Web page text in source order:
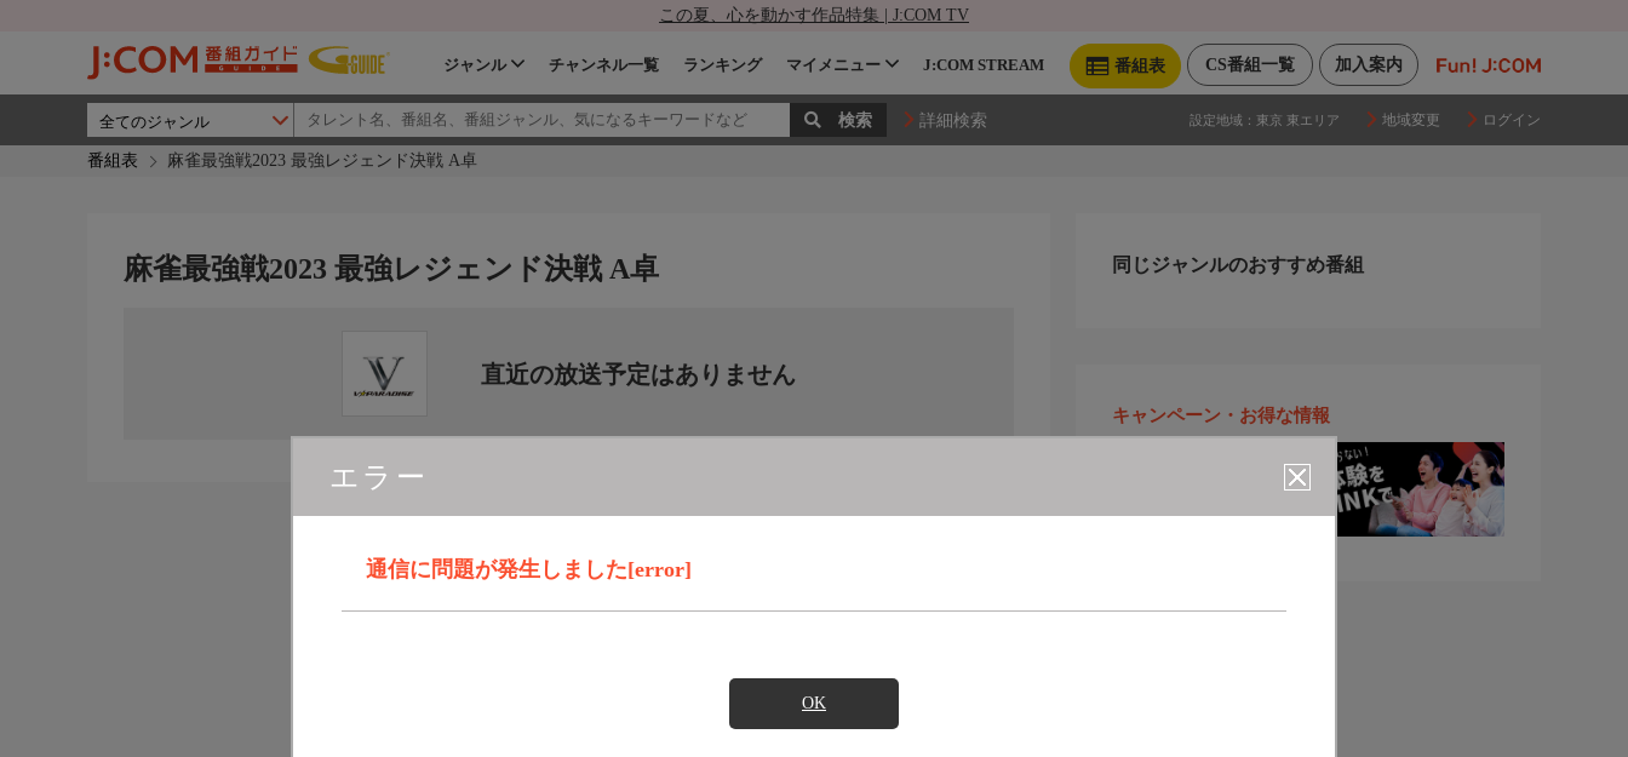
この夏、心を動かす作品特集 | J:COM TV
加入案内
CS番組一覧
番組表
ジャンル チャンネル一覧 ランキング マイメニュー J:COM STREAM
詳細検索 設定地域： 東京 東エリア 地域変更 ログイン
番組表 麻雀最強戦2023 最強レジェンド決戦 A卓
エラー
通信に問題が発生しました[error]
OK
麻雀最強戦2023 最強レジェンド決戦 A卓
直近の放送予定はありません
同じジャンルのおすすめ番組
キャンペーン・お得な情報